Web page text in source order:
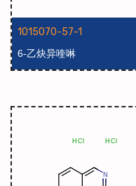
1015070-57-1
6-乙炔异喹啉